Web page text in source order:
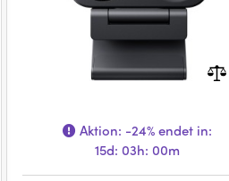
Aktion: -24%endet in:
15d: 03h: 00m